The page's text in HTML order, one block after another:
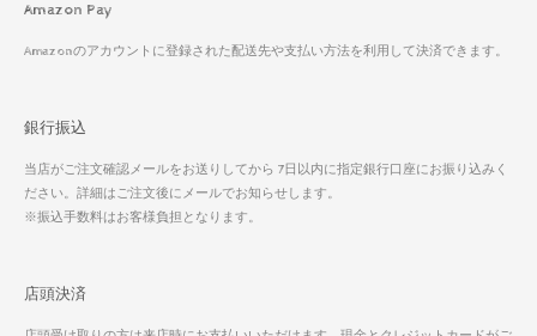
Amazon Pay
Amazonのアカウントに登録された配送先や支払い方法を利用して決済できます。
銀行振込
当店がご注文確認メールをお送りしてから 7日以内に指定銀行口座にお振り込みく
ださい。詳細はご注文後にメールでお知らせします。
※振込手数料はお客様負担となります。
店頭決済